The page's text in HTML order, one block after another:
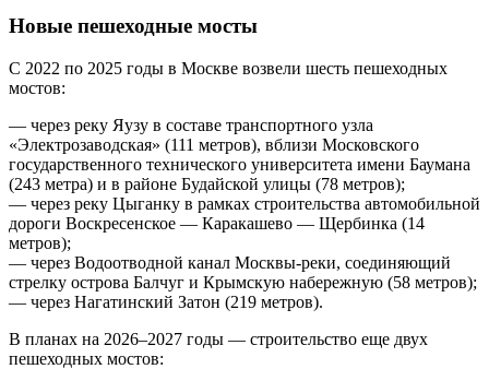
Новые пешеходные мосты
С 2022 по 2025 годы в Москве возвели шесть пешеходных
мостов:
— через реку Яузу в составе транспортного узла
«Электрозаводская» (111 метров), вблизи Московского
государственного технического университета имени Баумана
(243 метра) и в районе Будайской улицы (78 метров);
— через реку Цыганку в рамках строительства автомобильной
дороги Воскресенское — Каракашево — Щербинка (14
метров);
— через Водоотводной канал Москвы-реки, соединяющий
стрелку острова Балчуг и Крымскую набережную (58 метров);
— через Нагатинский Затон (219 метров).
В планах на 2026–2027 годы — строительство еще двух
пешеходных мостов: